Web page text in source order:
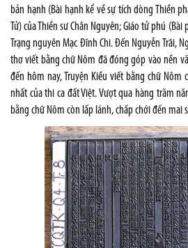
bản hạnh (Bài hạnh kể về sự tích dòng Thiền
Tử) của Thiền sư Chân Nguyên; Giáo tử phú (Bài
Trạng nguyên Mạc Đĩnh Chi. Đến Nguyễn Trãi,
thơ viết bằng chữ Nôm đã đóng góp vào nền
đến hôm nay, Truyện Kiều viết bằng chữ Nôm
nhất của thi ca đất Việt. Vượt qua hàng trăm
bằng chữ Nôm còn lấp lánh, chấp chới đến mai